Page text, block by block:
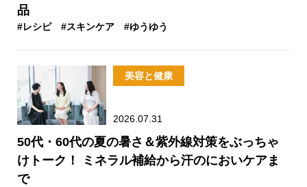
品
#レシピ #スキンケア #ゆうゆう
美容と健康
2026.07.31
50代・60代の夏の暑さ＆紫外線対策をぶっちゃ
けトーク！ ミネラル補給から汗のにおいケアま
で